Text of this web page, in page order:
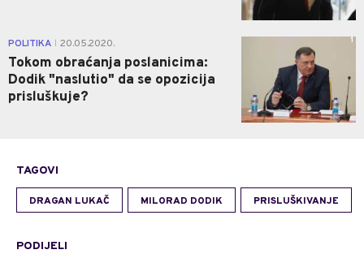
POLITIKA 20.05.2020.
Tokom obraćanja poslanicima:
Dodik "naslutio" da se opozicija
prisluškuje?
1
TAGOVI
DRAGAN LUKAČ MILORAD DODIK PRISLUŠKIVANJE
PODIJELI